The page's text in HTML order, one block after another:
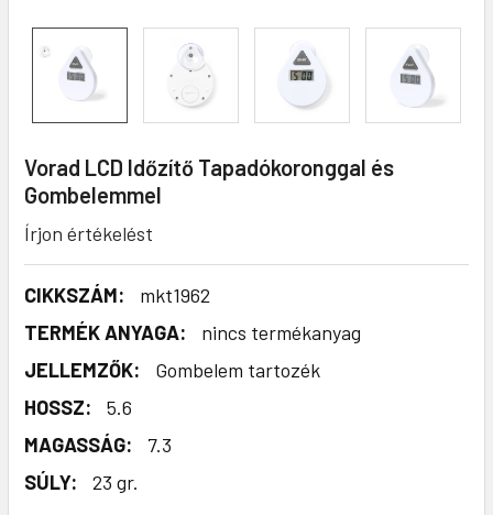
Vorad LCD Időzítő Tapadókoronggal és
Gombelemmel
Írjon értékelést
CIKKSZÁM:
mkt1962
TERMÉK ANYAGA:
nincs termékanyag
JELLEMZŐK:
Gombelem tartozék
HOSSZ:
5.6
MAGASSÁG:
7.3
SÚLY:
23 gr.